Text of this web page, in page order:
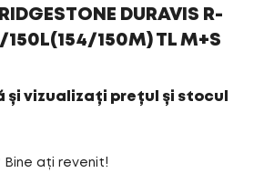
DURAVIS R-
150L(154/150M) TL M+S
vizualizați prețul și stocul
ați revenit!